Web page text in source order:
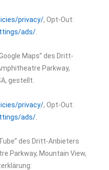
privacy/, Opt-Out:
ads/
Maps” des Dritt-
Parkway,
gestellt.
privacy/, Opt-Out:
ads/
des Dritt-Anbieters
Parkway, Mountain View,